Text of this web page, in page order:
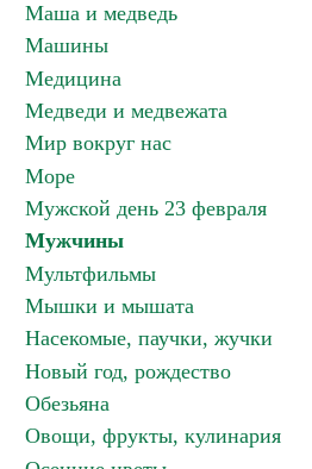
Маша и медведь
Машины
Медицина
Медведи и медвежата
Мир вокруг нас
Море
Мужской день 23 февраля
Мужчины
Мультфильмы
Мышки и мышата
Насекомые, паучки, жучки
Новый год, рождество
Обезьяна
Овощи, фрукты, кулинария